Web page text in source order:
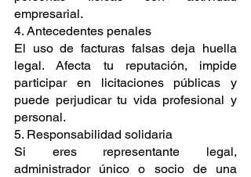
empresarial.
4. Antecedentes penales
El uso de facturas falsas deja huella
legal. Afecta tu reputación, impide
participar en licitaciones públicas y
puede perjudicar tu vida profesional y
personal.
5. Responsabilidad solidaria
Si eres representante legal,
administrador único o socio de una